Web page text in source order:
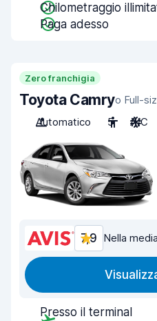
Chilometraggio
Paga adesso
Zero franchigia
Toyota Camryo Full-
Automatico
5 A/C
7,9 Nella media
Presso il terminal